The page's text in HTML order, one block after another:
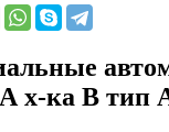
х-ка B тип